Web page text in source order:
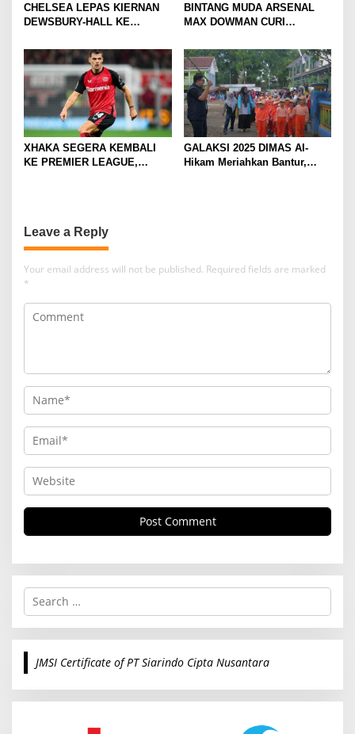
CHELSEA LEPAS KIERNAN
DEWSBURY-HALL KE
SANG GELANDANG DIMULAI
BINTANG MUDA ARSENAL
MAX DOWMAN CURI
PRAMUSIM ASIA
XHAKA SEGERA KEMBALI
KE PREMIER LEAGUE,
GALAKSI 2025 DIMAS Al-
Hikam Meriahkan Bantur,
Leave a Reply
Your email address will not be published. Required fields are marked
*
S
r
c
o
JMSI Certificate of PT Siarindo Cipta Nusantara